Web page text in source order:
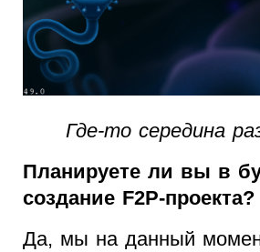
Где-то середина
Планируете ли вы в
создание F2P-проекта?
Да, мы на данный